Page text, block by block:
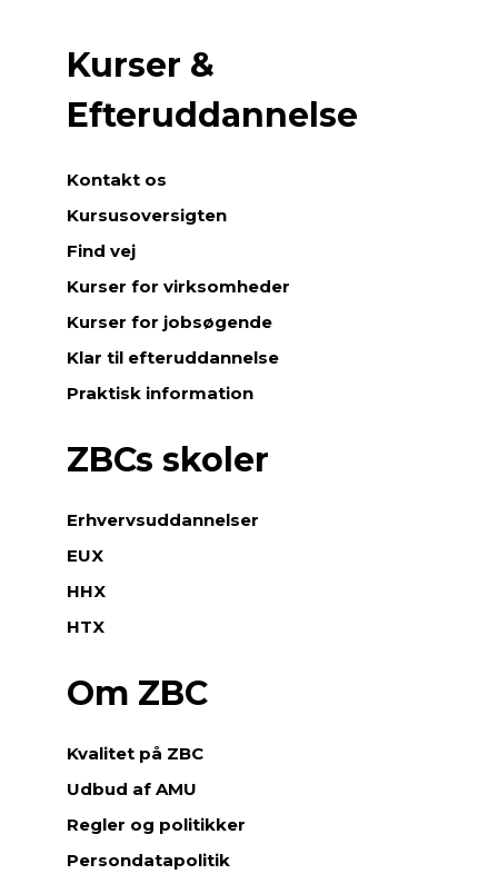
Kurser &
Efteruddannelse
Kontakt os
Kursusoversigten
Find vej
Kurser for virksomheder
Kurser for jobsøgende
Klar til efteruddannelse
Praktisk information
ZBCs skoler
Erhvervsuddannelser
EUX
HHX
HTX
Om ZBC
Kvalitet på ZBC
Udbud af AMU
Regler og politikker
Persondatapolitik